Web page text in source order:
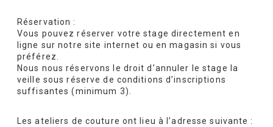
Réservation :
Vous pouvez réserver votre stage directement en
ligne sur notre site internet ou en magasin si vous
préférez.
Nous nous réservons le droit d’annuler le stage la
veille sous réserve de conditions d’inscriptions
suffisantes (minimum 3).
Les ateliers de couture ont lieu à l’adresse suivante :